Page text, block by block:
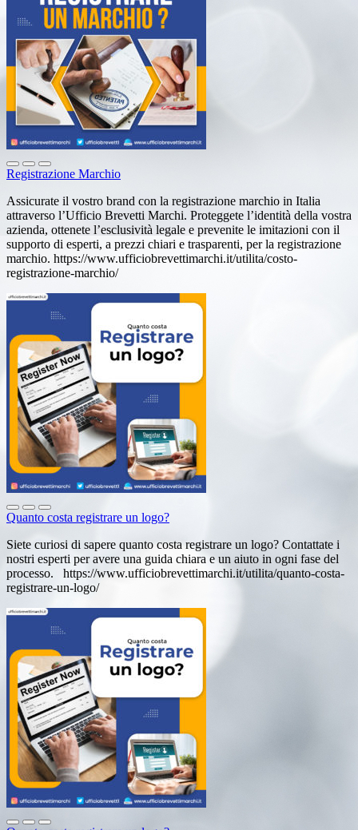
Registrazione Marchio
Assicurate il vostro brand con la registrazione marchio in Italia
attraverso l’Ufficio Brevetti Marchi. Proteggete l’identità della vostra
azienda, ottenete l’esclusività legale e prevenite le imitazioni con il
supporto di esperti, a prezzi chiari e trasparenti, per la registrazione
marchio. https://www.ufficiobrevettimarchi.it/utilita/costo-
registrazione-marchio/
Quanto costa registrare un logo?
Siete curiosi di sapere quanto costa registrare un logo? Contattate i
nostri esperti per avere una guida chiara e un aiuto in ogni fase del
processo. https://www.ufficiobrevettimarchi.it/utilita/quanto-costa-
registrare-un-logo/